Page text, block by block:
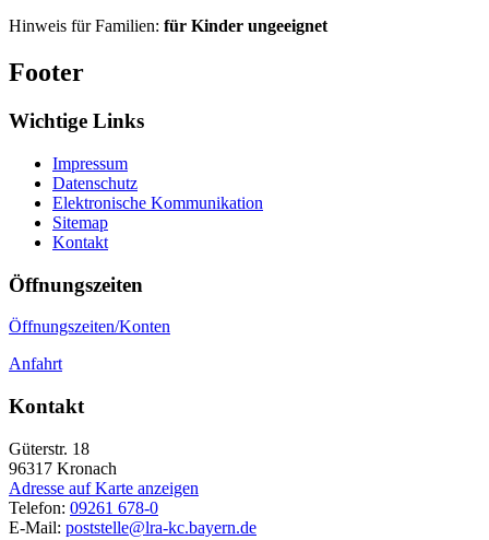
Hinweis für Familien: für Kinder ungeeignet
Footer
Wichtige Links
Impressum
Datenschutz
Elektronische Kommunikation
Sitemap
Kontakt
Öffnungszeiten
Öffnungszeiten/Konten
Anfahrt
Kontakt
Güterstr. 18
96317 Kronach
Adresse auf Karte anzeigen
Telefon: 09261 678-0
E-Mail: poststelle@lra-kc.bayern.de